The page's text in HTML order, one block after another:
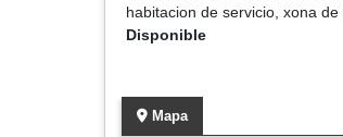
habitacion de servicio, xona
Disponible
Mapa